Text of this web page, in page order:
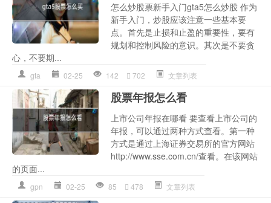
怎么炒股票新手入门gta5怎么炒股 作为
新手入门，炒股应该注意一些基本要
点。首先是止损和止盈的重要性，要有
规划和控制风险的意识。其次是不要贪
心，不要期...
gta 02-25 142 702 文章列表
股票年报怎么看
上市公司年报在哪看 要查看上市公司的
年报，可以通过两种方式查看。第一种
方式是通过上海证券交易所的官方网站
http://www.sse.com.cn/查看。在该网站
的页面...
gpn 02-25 85 478 文章列表